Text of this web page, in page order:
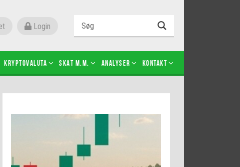
Login
Futures-kontrakter
Kopier Jeppe Kirk Bonde
Kryptovaluta SKAT m.m. Analyser Kontakt